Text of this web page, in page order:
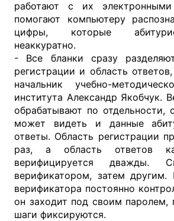
работают с их
помогают компьютеру
цифры, которые
неаккуратно.
- Все бланки сразу
регистрации и область
начальник учебно-
института Александр Якобчук.
обрабатывают по отдельности,
может видеть и данные
ответы. Область регистрации
раз, а область ответов
верифицируется дважды.
верификатором, затем другим.
верификатора постоянно
он заходит под своим паролем,
шаги фиксируются.